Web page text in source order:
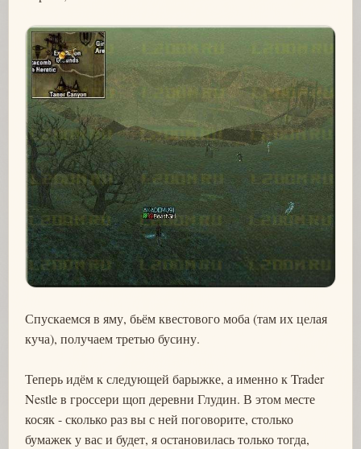
Спускаемся в яму, бьём квестового моба (там их целая
куча), получаем третью бусину.
Теперь идём к следующей барыжке, а именно к Trader
Nestle в гроссери щоп деревни Глудин. В этом месте
косяк - сколько раз вы с ней поговорите, столько
бумажек у вас и будет, я остановилась только тогда,